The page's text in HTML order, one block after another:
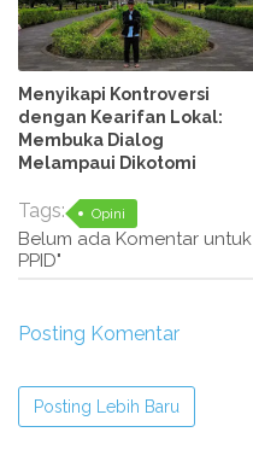
Menyikapi Kontroversi
dengan Kearifan Lokal:
Membuka Dialog
Melampaui Dikotomi
Tags: Opini
Belum ada Komentar
PPID"
Posting Komentar
Posting Lebih Baru